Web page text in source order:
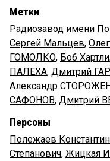
Метки
Радиозавод имени
Сергей Мальцев,
ГОМОЛКО, Боб Хартли
ПАЛЕХА, Дмитрий
Александр
САФОНОВ, Дмитрий
Персоны
Полежаев
Степанович, Жицкая